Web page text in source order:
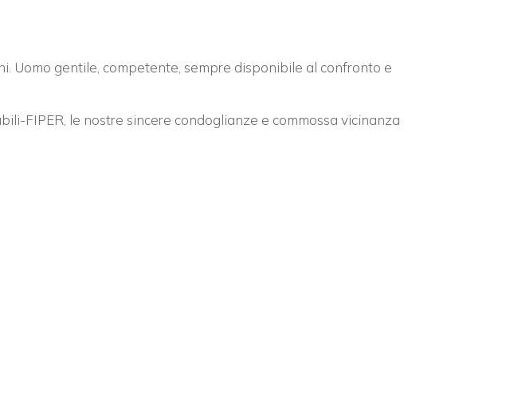
Uomo gentile, competente, sempre disponibile al confronto e
FIPER, le nostre sincere condoglianze e commossa vicinanza